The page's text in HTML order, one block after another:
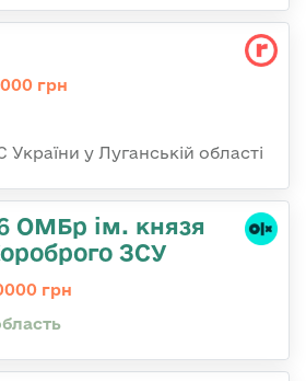
грн
у Луганській області
ОМБр ім. князя
ЗСУ
грн